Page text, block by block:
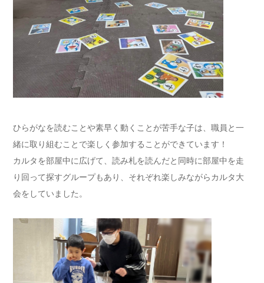
ひらがなを読むことや素早く動くことが苦手な子は、職員と一
緒に取り組むことで楽しく参加することができています！
カルタを部屋中に広げて、読み札を読んだと同時に部屋中を走
り回って探すグループもあり、それぞれ楽しみながらカルタ大
会をしていました。